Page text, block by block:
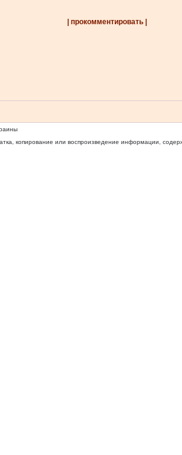
| прокомментировать |
копирование или воспроизведение информации,